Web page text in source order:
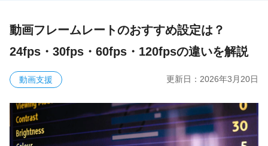
動画フレームレートのおすすめ設定は？
24fps・30fps・60fps・120fpsの違いを解説
動画支援 更新日： 2026年3月20日